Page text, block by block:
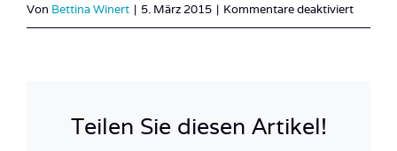
Von Bettina Winert | 5. März 2015 | Kommentare deaktiviertfür
Teilen Sie diesen Artikel!